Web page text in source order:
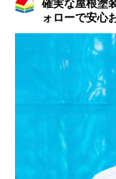
確実な屋根塗
ォローで安心